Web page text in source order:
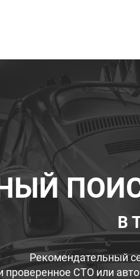
В
Рекомендательный
проверенное СТО или